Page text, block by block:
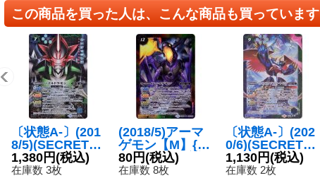
この商品を買った人は、こんな商品も買っています
〔状態A-〕(201
8/5)(SECRET)
パイルドラモン
【X-SEC】{CB
1,380円(税込)
在庫数 3枚
(2018/5)アーマ
ゲモン【M】{C
B05-054}《多》
80円(税込)
在庫数 8枚
〔状態A-〕(202
0/6)(SECRET)
インペリアルド
ラモンファイタ
1,130円(税込)
在庫数 2枚